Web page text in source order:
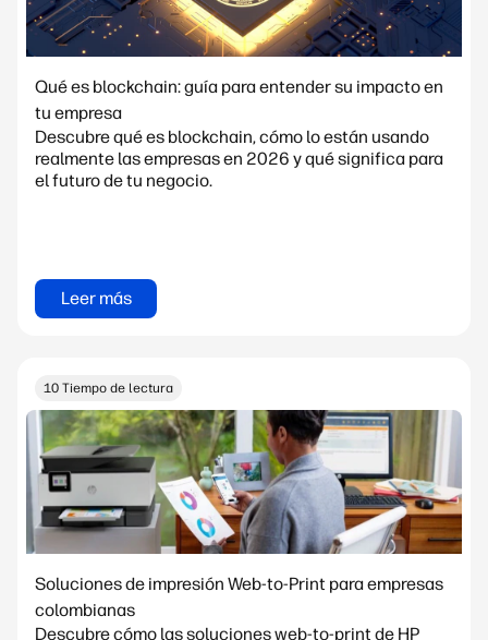
Qué es blockchain: guía para entender su impacto en
tu empresa
Descubre qué es blockchain, cómo lo están usando
realmente las empresas en 2026 y qué significa para
el futuro de tu negocio.
Leer más
10 Tiempo de lectura
Soluciones de impresión Web-to-Print para empresas
colombianas
Descubre cómo las soluciones web-to-print de HP